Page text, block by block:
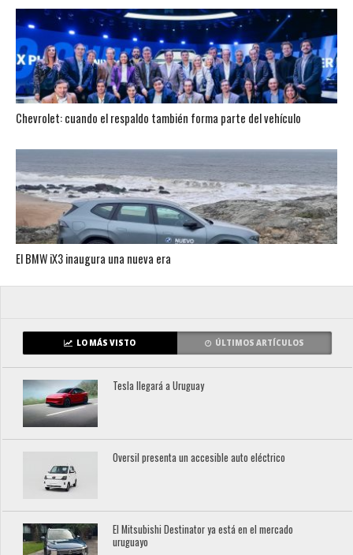
Chevrolet: cuando el respaldo también forma parte del vehículo
El BMW iX3 inaugura una nueva era
LO MÁS VISTO ÚLTIMOS ARTÍCULOS
Tesla llegará a Uruguay
Oversil presenta un accesible auto eléctrico
El Mitsubishi Destinator ya está en el mercado
uruguayo